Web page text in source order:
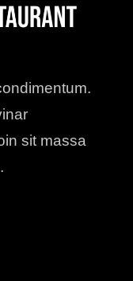
sit massa